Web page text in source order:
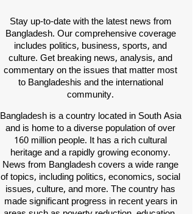
Stay up-to-date with the latest news from
Bangladesh. Our comprehensive coverage
includes politics, business, sports, and
culture. Get breaking news, analysis, and
commentary on the issues that matter most
to Bangladeshis and the international
community.
Bangladesh is a country located in South Asia
and is home to a diverse population of over
160 million people. It has a rich cultural
heritage and a rapidly growing economy.
News from Bangladesh covers a wide range
of topics, including politics, economics, social
issues, culture, and more. The country has
made significant progress in recent years in